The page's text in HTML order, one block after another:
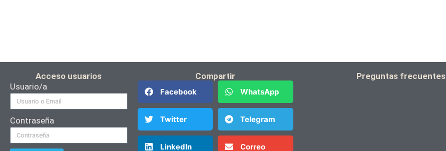
Acceso usuarios
Usuario/a
Contraseña
Compartir
Facebook WhatsApp
Twitter Telegram
LinkedIn Correo
Preguntas frecuentes